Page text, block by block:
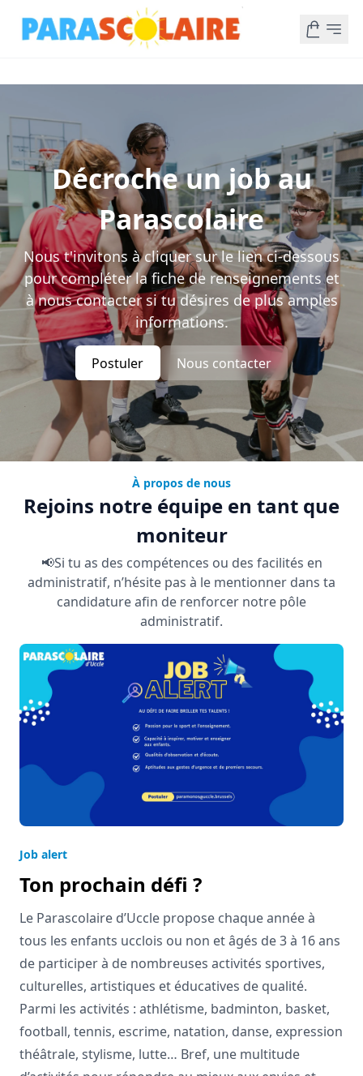
Décroche un job au
Parascolaire
Nous t'invitons à cliquer sur le lien ci-dessous
pour compléter la fiche de renseignements et
à nous contacter si tu désires de plus amples
informations.
Postuler Nous contacter
À propos de nous
Rejoins notre équipe en tant que
moniteur
📢Si tu as des compétences ou des facilités en
administratif, n’hésite pas à le mentionner dans ta
candidature afin de renforcer notre pôle
administratif.
Job alert
Ton prochain défi ?
Le Parascolaire d’Uccle propose chaque année à
tous les enfants ucclois ou non et âgés de 3 à 16 ans
de participer à de nombreuses activités sportives,
culturelles, artistiques et éducatives de qualité.
Parmi les activités : athlétisme, badminton, basket,
football, tennis, escrime, natation, danse, expression
théâtrale, stylisme, lutte… Bref, une multitude